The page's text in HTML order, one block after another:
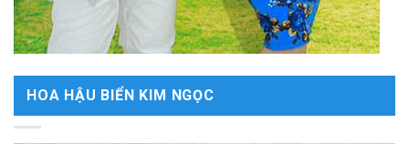
HOA HẬU BIỂN KIM NGỌC